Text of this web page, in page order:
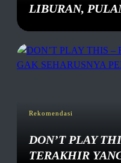
LIBURAN,
Rekomendasi
DON’T PLAY
TERAKHIR